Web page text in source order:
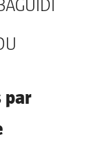
par